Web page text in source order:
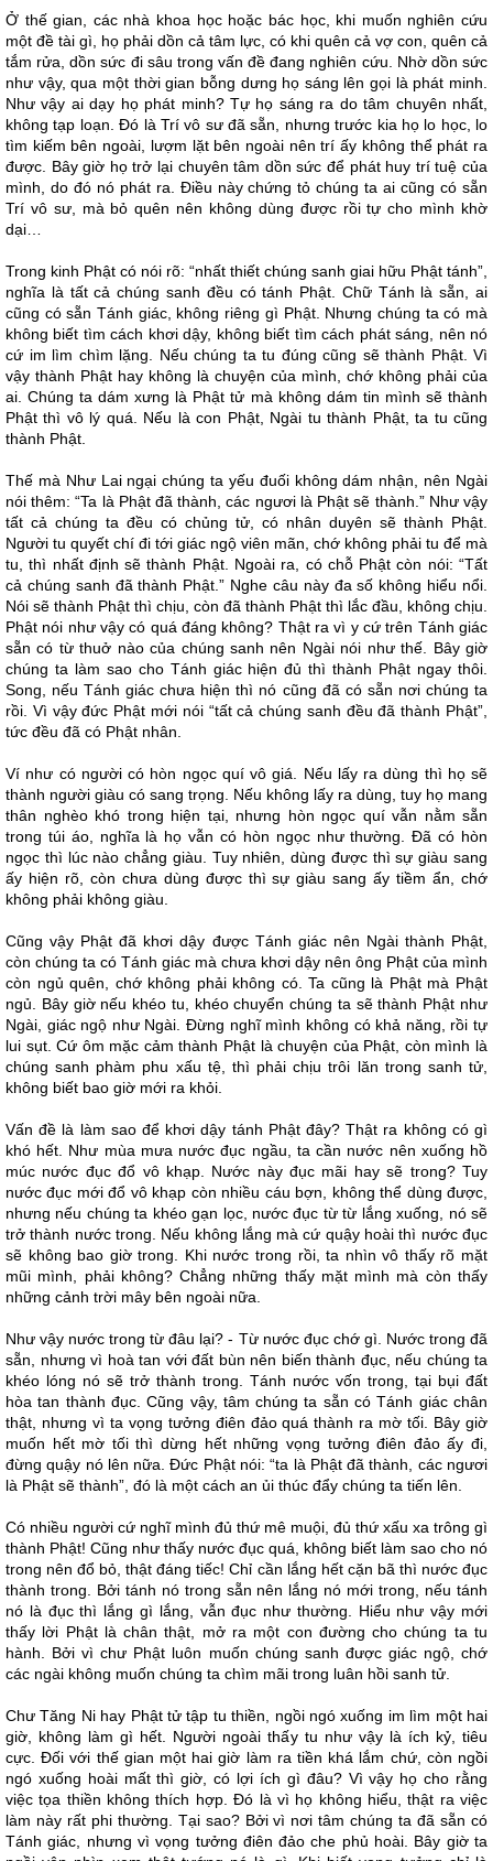
Ở thế gian, các nhà khoa học hoặc bác học, khi muốn nghiên cứu
một đề tài gì, họ phải dồn cả tâm lực, có khi quên cả vợ con, quên cả
tắm rửa, dồn sức đi sâu trong vấn đề đang nghiên cứu. Nhờ dồn sức
như vậy, qua một thời gian bỗng dưng họ sáng lên gọi là phát minh.
Như vậy ai dạy họ phát minh? Tự họ sáng ra do tâm chuyên nhất,
không tạp loạn. Đó là Trí vô sư đã sẵn, nhưng trước kia họ lo học, lo
tìm kiếm bên ngoài, lượm lặt bên ngoài nên trí ấy không thể phát ra
được. Bây giờ họ trở lại chuyên tâm dồn sức để phát huy trí tuệ của
mình, do đó nó phát ra. Điều này chứng tỏ chúng ta ai cũng có sẵn
Trí vô sư, mà bỏ quên nên không dùng được rồi tự cho mình khờ
dại…
Trong kinh Phật có nói rõ: “nhất thiết chúng sanh giai hữu Phật tánh”,
nghĩa là tất cả chúng sanh đều có tánh Phật. Chữ Tánh là sẵn, ai
cũng có sẵn Tánh giác, không riêng gì Phật. Nhưng chúng ta có mà
không biết tìm cách khơi dậy, không biết tìm cách phát sáng, nên nó
cứ im lìm chìm lặng. Nếu chúng ta tu đúng cũng sẽ thành Phật. Vì
vậy thành Phật hay không là chuyện của mình, chớ không phải của
ai. Chúng ta dám xưng là Phật tử mà không dám tin mình sẽ thành
Phật thì vô lý quá. Nếu là con Phật, Ngài tu thành Phật, ta tu cũng
thành Phật.
Thế mà Như Lai ngại chúng ta yếu đuối không dám nhận, nên Ngài
nói thêm: “Ta là Phật đã thành, các ngươi là Phật sẽ thành.” Như vậy
tất cả chúng ta đều có chủng tử, có nhân duyên sẽ thành Phật.
Người tu quyết chí đi tới giác ngộ viên mãn, chớ không phải tu để mà
tu, thì nhất định sẽ thành Phật. Ngoài ra, có chỗ Phật còn nói: “Tất
cả chúng sanh đã thành Phật.” Nghe câu này đa số không hiểu nổi.
Nói sẽ thành Phật thì chịu, còn đã thành Phật thì lắc đầu, không chịu.
Phật nói như vậy có quá đáng không? Thật ra vì y cứ trên Tánh giác
sẵn có từ thuở nào của chúng sanh nên Ngài nói như thế. Bây giờ
chúng ta làm sao cho Tánh giác hiện đủ thì thành Phật ngay thôi.
Song, nếu Tánh giác chưa hiện thì nó cũng đã có sẵn nơi chúng ta
rồi. Vì vậy đức Phật mới nói “tất cả chúng sanh đều đã thành Phật”,
tức đều đã có Phật nhân.
Ví như có người có hòn ngọc quí vô giá. Nếu lấy ra dùng thì họ sẽ
thành người giàu có sang trọng. Nếu không lấy ra dùng, tuy họ mang
thân nghèo khó trong hiện tại, nhưng hòn ngọc quí vẫn nằm sẵn
trong túi áo, nghĩa là họ vẫn có hòn ngọc như thường. Đã có hòn
ngọc thì lúc nào chẳng giàu. Tuy nhiên, dùng được thì sự giàu sang
ấy hiện rõ, còn chưa dùng được thì sự giàu sang ấy tiềm ẩn, chớ
không phải không giàu.
Cũng vậy Phật đã khơi dậy được Tánh giác nên Ngài thành Phật,
còn chúng ta có Tánh giác mà chưa khơi dậy nên ông Phật của mình
còn ngủ quên, chớ không phải không có. Ta cũng là Phật mà Phật
ngủ. Bây giờ nếu khéo tu, khéo chuyển chúng ta sẽ thành Phật như
Ngài, giác ngộ như Ngài. Đừng nghĩ mình không có khả năng, rồi tự
lui sụt. Cứ ôm mặc cảm thành Phật là chuyện của Phật, còn mình là
chúng sanh phàm phu xấu tệ, thì phải chịu trôi lăn trong sanh tử,
không biết bao giờ mới ra khỏi.
Vấn đề là làm sao để khơi dậy tánh Phật đây? Thật ra không có gì
khó hết. Như mùa mưa nước đục ngầu, ta cần nước nên xuống hồ
múc nước đục đổ vô khạp. Nước này đục mãi hay sẽ trong? Tuy
nước đục mới đổ vô khạp còn nhiều cáu bợn, không thể dùng được,
nhưng nếu chúng ta khéo gạn lọc, nước đục từ từ lắng xuống, nó sẽ
trở thành nước trong. Nếu không lắng mà cứ quậy hoài thì nước đục
sẽ không bao giờ trong. Khi nước trong rồi, ta nhìn vô thấy rõ mặt
mũi mình, phải không? Chẳng những thấy mặt mình mà còn thấy
những cảnh trời mây bên ngoài nữa.
Như vậy nước trong từ đâu lại? - Từ nước đục chớ gì. Nước trong đã
sẵn, nhưng vì hoà tan với đất bùn nên biến thành đục, nếu chúng ta
khéo lóng nó sẽ trở thành trong. Tánh nước vốn trong, tại bụi đất
hòa tan thành đục. Cũng vậy, tâm chúng ta sẵn có Tánh giác chân
thật, nhưng vì ta vọng tưởng điên đảo quá thành ra mờ tối. Bây giờ
muốn hết mờ tối thì dừng hết những vọng tưởng điên đảo ấy đi,
đừng quậy nó lên nữa. Đức Phật nói: “ta là Phật đã thành, các ngươi
là Phật sẽ thành”, đó là một cách an ủi thúc đẩy chúng ta tiến lên.
Có nhiều người cứ nghĩ mình đủ thứ mê muội, đủ thứ xấu xa trông gì
thành Phật! Cũng như thấy nước đục quá, không biết làm sao cho nó
trong nên đổ bỏ, thật đáng tiếc! Chỉ cần lắng hết cặn bã thì nước đục
thành trong. Bởi tánh nó trong sẵn nên lắng nó mới trong, nếu tánh
nó là đục thì lắng gì lắng, vẫn đục như thường. Hiểu như vậy mới
thấy lời Phật là chân thật, mở ra một con đường cho chúng ta tu
hành. Bởi vì chư Phật luôn muốn chúng sanh được giác ngộ, chớ
các ngài không muốn chúng ta chìm mãi trong luân hồi sanh tử.
Chư Tăng Ni hay Phật tử tập tu thiền, ngồi ngó xuống im lìm một hai
giờ, không làm gì hết. Người ngoài thấy tu như vậy là ích kỷ, tiêu
cực. Đối với thế gian một hai giờ làm ra tiền khá lắm chứ, còn ngồi
ngó xuống hoài mất thì giờ, có lợi ích gì đâu? Vì vậy họ cho rằng
việc tọa thiền không thích hợp. Đó là vì họ không hiểu, thật ra việc
làm này rất phi thường. Tại sao? Bởi vì nơi tâm chúng ta đã sẵn có
Tánh giác, nhưng vì vọng tưởng điên đảo che phủ hoài. Bây giờ ta